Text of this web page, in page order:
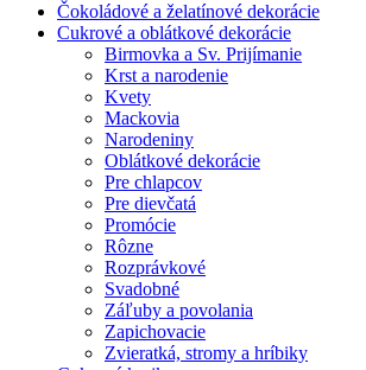
Čokoládové a želatínové dekorácie
Cukrové a oblátkové dekorácie
Birmovka a Sv. Prijímanie
Krst a narodenie
Kvety
Mackovia
Narodeniny
Oblátkové dekorácie
Pre chlapcov
Pre dievčatá
Promócie
Rôzne
Rozprávkové
Svadobné
Záľuby a povolania
Zapichovacie
Zvieratká, stromy a hríbiky